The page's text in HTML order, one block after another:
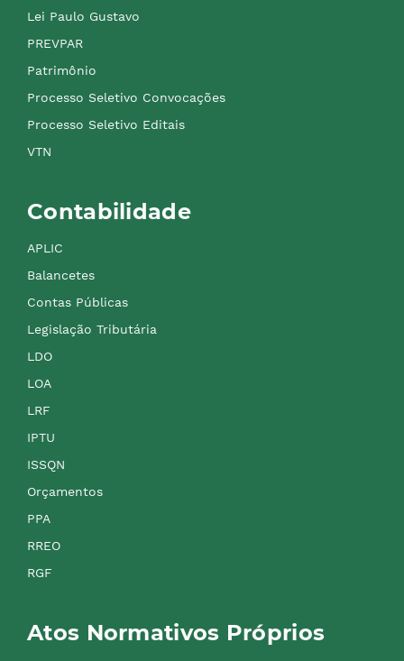
Lei Paulo Gustavo
PREVPAR
Patrimônio
Processo Seletivo Convocações
Processo Seletivo Editais
VTN
Contabilidade
APLIC
Balancetes
Contas Públicas
Legislação Tributária
LDO
LOA
LRF
IPTU
ISSQN
Orçamentos
PPA
RREO
RGF
Atos Normativos Próprios